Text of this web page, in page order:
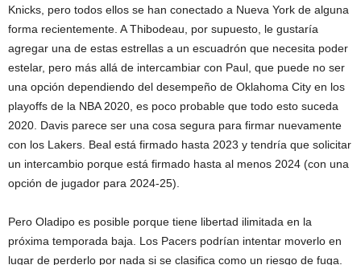
Knicks, pero todos ellos se han conectado a Nueva York de alguna
forma recientemente. A Thibodeau, por supuesto, le gustaría
agregar una de estas estrellas a un escuadrón que necesita poder
estelar, pero más allá de intercambiar con Paul, que puede no ser
una opción dependiendo del desempeño de Oklahoma City en los
playoffs de la NBA 2020, es poco probable que todo esto suceda
2020. Davis parece ser una cosa segura para firmar nuevamente
con los Lakers. Beal está firmado hasta 2023 y tendría que solicitar
un intercambio porque está firmado hasta al menos 2024 (con una
opción de jugador para 2024-25).
Pero Oladipo es posible porque tiene libertad ilimitada en la
próxima temporada baja. Los Pacers podrían intentar moverlo en
lugar de perderlo por nada si se clasifica como un riesgo de fuga.